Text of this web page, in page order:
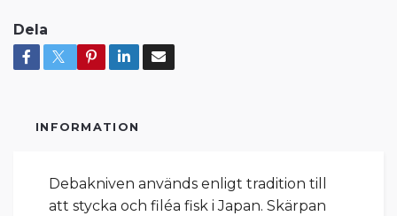
Dela
INFORMATION
Debakniven används enligt tradition till
att stycka och filéa fisk i Japan. Skärpan